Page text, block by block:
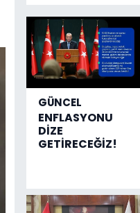
GÜNCEL
ENFLASYONU
DİZE
GETİRECEĞİZ!